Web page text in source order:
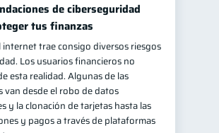
de ciberseguridad
tus finanzas
internet trae consigo diversos riesgos
Los usuarios financieros no
esta realidad. Algunas de las
van desde el robo de datos
y la clonación de tarjetas hasta las
y pagos a través de plataformas